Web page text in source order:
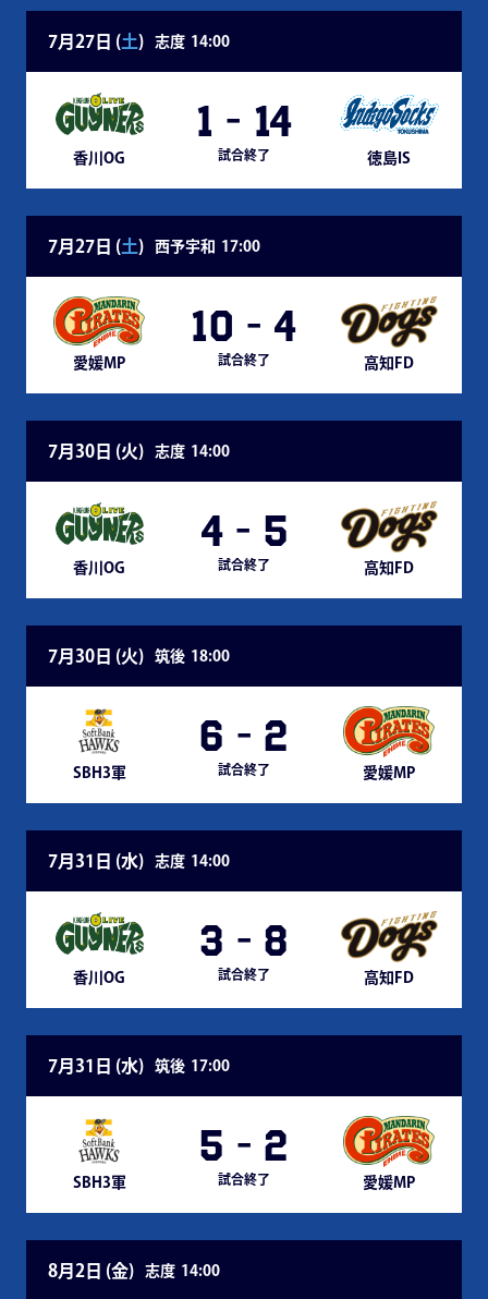
7月27日 (土) 志度 14:00
香川OG
1 - 14
試合終了 徳島IS
7月27日 (土) 西予宇和 17:00
愛媛MP
10 - 4
試合終了 高知FD
7月30日 (火) 志度 14:00
香川OG
4 - 5
試合終了 高知FD
7月30日 (火) 筑後 18:00
SBH3軍
6 - 2
試合終了 愛媛MP
7月31日 (水) 志度 14:00
香川OG
3 - 8
試合終了 高知FD
7月31日 (水) 筑後 17:00
SBH3軍
5 - 2
試合終了 愛媛MP
8月2日 (金) 志度 14:00